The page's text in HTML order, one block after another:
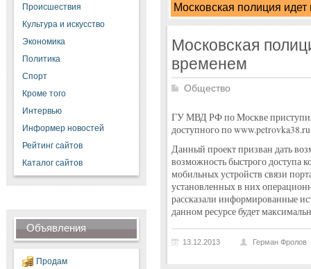
Происшествия
Культура и искусство
Экономика
Политика
Спорт
Кроме того
Интервью
Информер новостей
Рейтинг сайтов
Каталог сайтов
Объявления
Продам
Московская полиция
Московская
временем
Общество
ГУ МВД РФ по Москве
доступного по
Данный проект призван дать
возможность быстрого доступа
мобильных устройств связи
установленных в них
рассказали информированные
данном ресурсе будет
13.12.2013 Герман Фролов